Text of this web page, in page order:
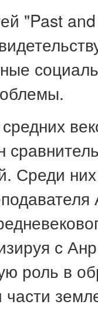
"Past
Среди
с
роль в
части